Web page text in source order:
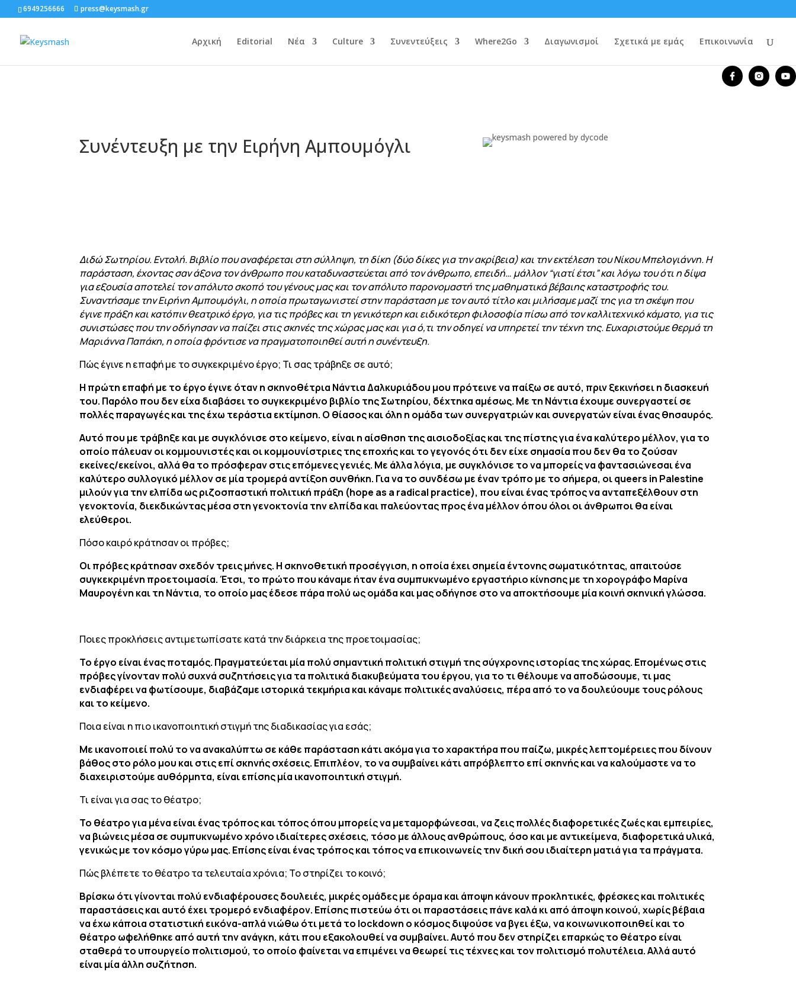
6949256666 press@keysmash.gr
Αρχική Editorial Νέα Culture Συνεντεύξεις Where2Go Διαγωνισμοί Σχετικά με εμάς Επικοινωνία
Συνέντευξη με την Ειρήνη Αμπουμόγλι
Διδώ Σωτηρίου. Εντολή. Βιβλίο που αναφέρεται στη σύλληψη, τη δίκη (δύο δίκες για την ακρίβεια) και την εκτέλεση του Νίκου Μπελογιάννη. Η
παράσταση, έχοντας σαν άξονα τον άνθρωπο που καταδυναστεύεται από τον άνθρωπο, επειδή… μάλλον “γιατί έτσι” και λόγω του ότι η δίψα
για εξουσία αποτελεί τον απόλυτο σκοπό του γένους μας και τον απόλυτο παρονομαστή της μαθηματικά βέβαιης καταστροφής του.
Συναντήσαμε την Ειρήνη Αμπουμόγλι, η οποία πρωταγωνιστεί στην παράσταση με τον αυτό τίτλο και μιλήσαμε μαζί της για τη σκέψη που
έγινε πράξη και κατόπιν θεατρικό έργο, για τις πρόβες και τη γενικότερη και ειδικότερη φιλοσοφία πίσω από τον καλλιτεχνικό κάματο, για τις
συνιστώσες που την οδήγησαν να παίζει στις σκηνές της χώρας μας και για ό,τι την οδηγεί να υπηρετεί την τέχνη της. Ευχαριστούμε θερμά τη
Μαριάννα Παπάκη, η οποία φρόντισε να πραγματοποιηθεί αυτή η συνέντευξη.
Πώς έγινε η επαφή με το συγκεκριμένο έργο; Τι σας τράβηξε σε αυτό;
Η πρώτη επαφή με το έργο έγινε όταν η σκηνοθέτρια Νάντια Δαλκυριάδου μου πρότεινε να παίξω σε αυτό, πριν ξεκινήσει η διασκευή
του. Παρόλο που δεν είχα διαβάσει το συγκεκριμένο βιβλίο της Σωτηρίου, δέχτηκα αμέσως. Με τη Νάντια έχουμε συνεργαστεί σε
πολλές παραγωγές και της έχω τεράστια εκτίμηση. Ο θίασος και όλη η ομάδα των συνεργατριών και συνεργατών είναι ένας θησαυρός.
Αυτό που με τράβηξε και με συγκλόνισε στο κείμενο, είναι η αίσθηση της αισιοδοξίας και της πίστης για ένα καλύτερο μέλλον, για το
οποίο πάλευαν οι κομμουνιστές και οι κομμουνίστριες της εποχής και το γεγονός ότι δεν είχε σημασία που δεν θα το ζούσαν
εκείνες/εκείνοι, αλλά θα το πρόσφεραν στις επόμενες γενιές. Με άλλα λόγια, με συγκλόνισε το να μπορείς να φαντασιώνεσαι ένα
καλύτερο συλλογικό μέλλον σε μία τρομερά αντίξοη συνθήκη. Για να το συνδέσω με έναν τρόπο με το σήμερα, οι queers in Palestine
μιλούν για την ελπίδα ως ριζοσπαστική πολιτική πράξη (hope as a radical practice), που είναι ένας τρόπος να ανταπεξέλθουν στη
γενοκτονία, διεκδικώντας μέσα στη γενοκτονία την ελπίδα και παλεύοντας προς ένα μέλλον όπου όλοι οι άνθρωποι θα είναι
ελεύθεροι.
Πόσο καιρό κράτησαν οι πρόβες;
Οι πρόβες κράτησαν σχεδόν τρεις μήνες. Η σκηνοθετική προσέγγιση, η οποία έχει σημεία έντονης σωματικότητας, απαιτούσε
συγκεκριμένη προετοιμασία. Έτσι, το πρώτο που κάναμε ήταν ένα συμπυκνωμένο εργαστήριο κίνησης με τη χορογράφο Μαρίνα
Μαυρογένη και τη Νάντια, το οποίο μας έδεσε πάρα πολύ ως ομάδα και μας οδήγησε στο να αποκτήσουμε μία κοινή σκηνική γλώσσα.
Ποιες προκλήσεις αντιμετωπίσατε κατά την διάρκεια της προετοιμασίας;
Το έργο είναι ένας ποταμός. Πραγματεύεται μία πολύ σημαντική πολιτική στιγμή της σύγχρονης ιστορίας της χώρας. Επομένως στις
πρόβες γίνονταν πολύ συχνά συζητήσεις για τα πολιτικά διακυβεύματα του έργου, για το τι θέλουμε να αποδώσουμε, τι μας
ενδιαφέρει να φωτίσουμε, διαβάζαμε ιστορικά τεκμήρια και κάναμε πολιτικές αναλύσεις, πέρα από το να δουλεύουμε τους ρόλους
και το κείμενο.
Ποια είναι η πιο ικανοποιητική στιγμή της διαδικασίας για εσάς;
Με ικανοποιεί πολύ το να ανακαλύπτω σε κάθε παράσταση κάτι ακόμα για το χαρακτήρα που παίζω, μικρές λεπτομέρειες που δίνουν
βάθος στο ρόλο μου και στις επί σκηνής σχέσεις. Επιπλέον, το να συμβαίνει κάτι απρόβλεπτο επί σκηνής και να καλούμαστε να το
διαχειριστούμε αυθόρμητα, είναι επίσης μία ικανοποιητική στιγμή.
Τι είναι για σας το θέατρο;
Το θέατρο για μένα είναι ένας τρόπος και τόπος όπου μπορείς να μεταμορφώνεσαι, να ζεις πολλές διαφορετικές ζωές και εμπειρίες,
να βιώνεις μέσα σε συμπυκνωμένο χρόνο ιδιαίτερες σχέσεις, τόσο με άλλους ανθρώπους, όσο και με αντικείμενα, διαφορετικά υλικά,
γενικώς με τον κόσμο γύρω μας. Επίσης είναι ένας τρόπος και τόπος να επικοινωνείς την δική σου ιδιαίτερη ματιά για τα πράγματα.
Πώς βλέπετε το θέατρο τα τελευταία χρόνια; Το στηρίζει το κοινό;
Βρίσκω ότι γίνονται πολύ ενδιαφέρουσες δουλειές, μικρές ομάδες με όραμα και άποψη κάνουν προκλητικές, φρέσκες και πολιτικές
παραστάσεις και αυτό έχει τρομερό ενδιαφέρον. Επίσης πιστεύω ότι οι παραστάσεις πάνε καλά κι από άποψη κοινού, χωρίς βέβαια
να έχω κάποια στατιστική εικόνα-απλά νιώθω ότι μετά το lockdown ο κόσμος διψούσε να βγει έξω, να κοινωνικοποιηθεί και το
θέατρο ωφελήθηκε από αυτή την ανάγκη, κάτι που εξακολουθεί να συμβαίνει. Αυτό που δεν στηρίζει επαρκώς το θέατρο είναι
σταθερά το υπουργείο πολιτισμού, το οποίο φαίνεται να επιμένει να θεωρεί τις τέχνες και τον πολιτισμό πολυτέλεια. Αλλά αυτό
είναι μία άλλη συζήτηση.